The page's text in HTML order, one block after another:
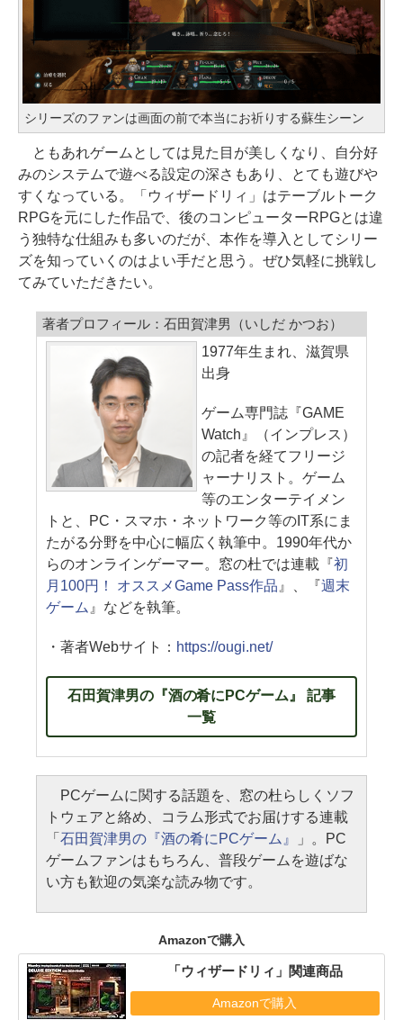
シリーズのファンは画面の前で本当にお祈りする蘇生シーン
ともあれゲームとしては見た目が美しくなり、自分好
みのシステムで遊べる設定の深さもあり、とても遊びや
すくなっている。「ウィザードリィ」はテーブルトーク
RPGを元にした作品で、後のコンピューターRPGとは違
う独特な仕組みも多いのだが、本作を導入としてシリー
ズを知っていくのはよい手だと思う。ぜひ気軽に挑戦し
てみていただきたい。
著者プロフィール：石田賀津男（いしだ かつお）
1977年生まれ、滋賀県
出身
ゲーム専門誌『GAME
Watch』（インプレス）
の記者を経てフリージ
ャーナリスト。ゲーム
等のエンターテイメン
トと、PC・スマホ・ネットワーク等のIT系にま
たがる分野を中心に幅広く執筆中。1990年代か
らのオンラインゲーマー。窓の杜では連載『初
月100円！ オススメGame Pass作品 』、『週末
ゲーム 』などを執筆。
・著者Webサイト： https://ougi.net/
石田賀津男の『酒の肴にPCゲーム』 記事
一覧
PCゲームに関する話題を、窓の杜らしくソフ
トウェアと絡め、コラム形式でお届けする連載
「石田賀津男の『酒の肴にPCゲーム』
」。PC
ゲームファンはもちろん、普段ゲームを遊ばな
い方も歓迎の気楽な読み物です。
Amazonで購入
「ウィザードリィ」関連商品
Amazonで購入